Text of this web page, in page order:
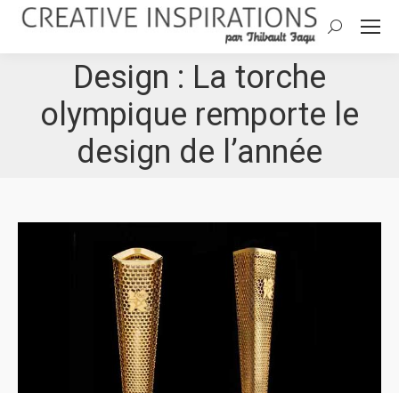
Search:
Design : La torche
olympique remporte le
design de l’année